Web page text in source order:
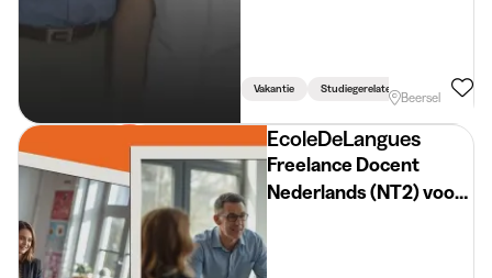
Vakantie Studiegerelateerd
Beersel
EcoleDeLangues
Freelance Docent
Nederlands (NT2) voor